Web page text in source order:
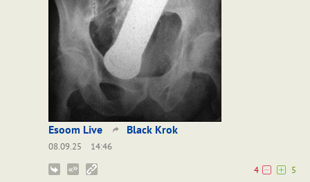
Esoom Live Black Krok
08.09.25
14:46
4
5